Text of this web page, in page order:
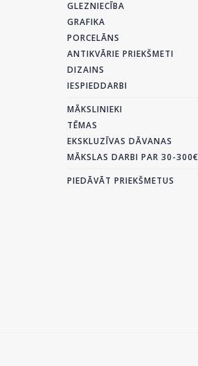
GLEZNIECĪBA
GRAFIKA
PORCELĀNS
ANTIKVĀRIE PRIEKŠMETI
DIZAINS
IESPIEDDARBI
MĀKSLINIEKI
TĒMAS
EKSKLUZĪVAS DĀVANAS
MĀKSLAS DARBI PAR 30-300€
PIEDĀVĀT PRIEKŠMETUS